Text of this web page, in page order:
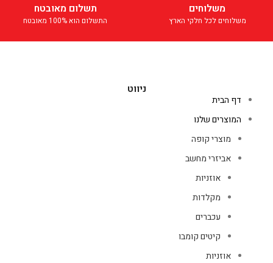
משלוחים
משלוחים לכל חלקי הארץ
תשלום מאובטח
התשלום הוא 100% מאובטח
ניווט
דף הבית
המוצרים שלנו
מוצרי קופה
אביזרי מחשב
אוזניות
מקלדות
עכברים
קיטים קומבו
אוזניות